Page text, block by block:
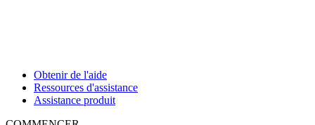
Obtenir de l'aide
Ressources d'assistance
Assistance produit